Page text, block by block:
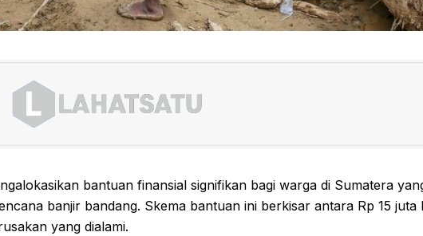
bantuan finansial signifikan bagi warga di Sumatera
banjir bandang. Skema bantuan ini berkisar antara Rp 15 juta
yang dialami.